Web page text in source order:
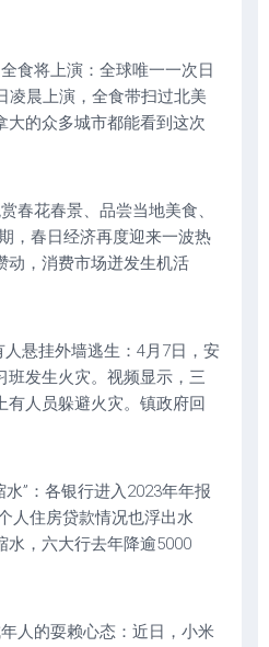
食将上演：全球唯一一次日
凌晨上演，全食带扫过北美
大的众多城市都能看到这次
春花春景、品尝当地美食、
，春日经济再度迎来一波热
动，消费市场迸发生机活
悬挂外墙逃生：4月7日，安
班发生火灾。视频显示，三
有人员躲避火灾。镇政府回
”：各银行进入2023年年报
人住房贷款情况也浮出水
水，六大行去年降逾5000
人的耍赖心态：近日，小米